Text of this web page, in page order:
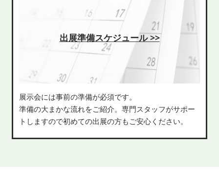
出展準備スケジュール >>
展示会には事前の準備が必須です。
準備の大まかな流れをご紹介。専門スタッフがサポー
トしますので初めての出展の方もご安心ください。